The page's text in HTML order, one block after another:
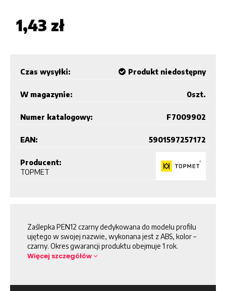
1,43 zł
Czas wysyłki: Produkt niedostępny
W magazynie: szt.
0
Numer katalogowy: F7009902
EAN: 5901597257172
Producent:
TOPMET
Zaślepka PEN12 czarny dedykowana do modelu profilu
ujętego w swojej nazwie, wykonana jest z ABS, kolor –
czarny. Okres gwarancji produktu obejmuje 1 rok.
Więcej szczegółów